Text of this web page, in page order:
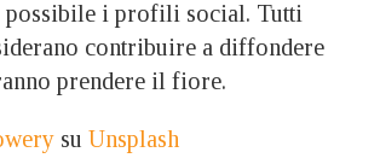
i profili social. Tutti
contribuire a diffondere
prendere il fiore.
su Unsplash